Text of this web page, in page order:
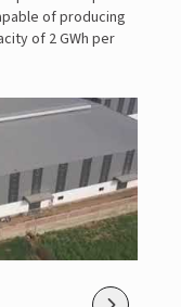
of producing
of 2 GWh per